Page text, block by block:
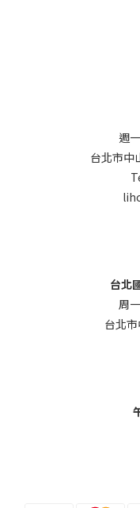
週
台北市中
台北
周
台北